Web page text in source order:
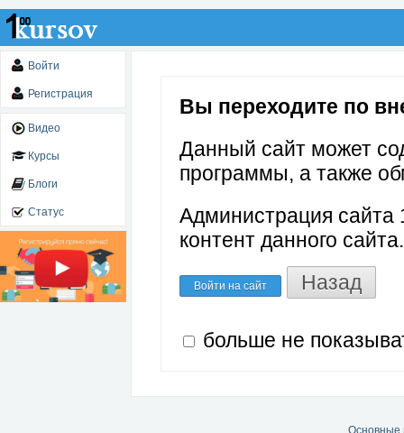
Войти
Регистрация
Видео
Курсы
Блоги
Статус
Вы переходите по
Данный сайт может
программы, а также
Администрация сайта
контент данного сайта.
Войти на сайт Назад
больше не
Основные